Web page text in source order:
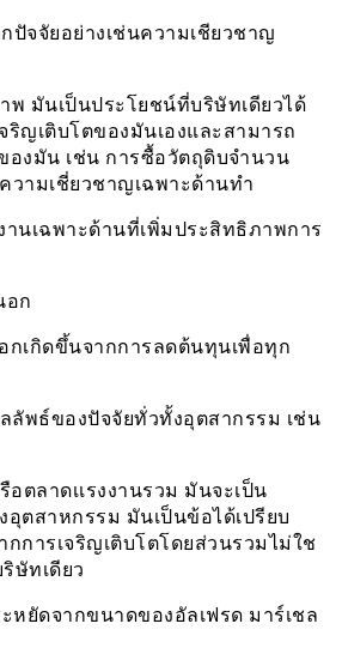
ปัจจัยอย่างเช่นความเชียวชาญ
มันเป็นประโยชน์ที่บริษัทเดียวได้
ริญเติบโตของมันเองและสามารถ
องมัน เช่น การซื้อวัตถุดิบจำนวน
วามเชี่ยวชาญเฉพาะด้านทำ
นเฉพาะด้านที่เพิ่มประสิทธิภาพการ
อก
กเกิดขึ้นจากการลดต้นทุนเพื่อทุก
ลัพธ์ของปัจจัยทั่วทั้งอุตสากรรม เช่น
ตลาดเเรงงานรวม มันจะเป็น
ตสาหกรรม มันเป็นข้อได้เปรียบ
การเจริญเติบโตโดยส่วนรวมไม่ใช
ษัทเดียว
หยัดจากขนาดของอัลเฟรด มาร์เชล